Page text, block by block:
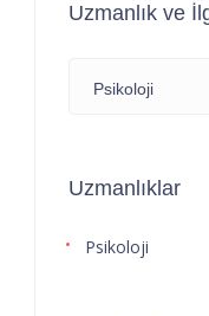
Uzmanlık ve
Psikoloji
Uzmanlıklar
Psikoloji